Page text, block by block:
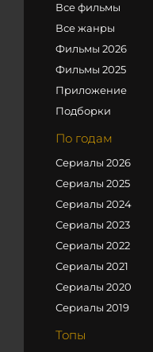
Все фильмы
Все жанры
Фильмы 2026
Фильмы 2025
Приложение
Подборки
По годам
Сериалы 2026
Сериалы 2025
Сериалы 2024
Сериалы 2023
Сериалы 2022
Сериалы 2021
Сериалы 2020
Сериалы 2019
Топы